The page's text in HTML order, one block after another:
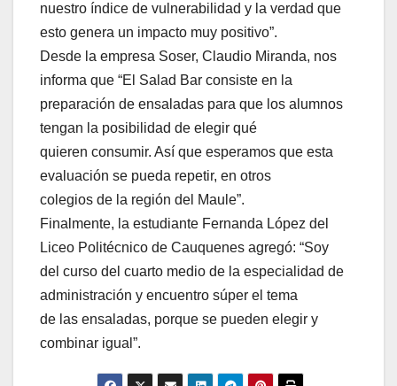
nuestro índice de vulnerabilidad y la verdad que
esto genera un impacto muy positivo”.
Desde la empresa Soser, Claudio Miranda, nos
informa que “El Salad Bar consiste en la
preparación de ensaladas para que los alumnos
tengan la posibilidad de elegir qué
quieren consumir. Así que esperamos que esta
evaluación se pueda repetir, en otros
colegios de la región del Maule”.
Finalmente, la estudiante Fernanda López del
Liceo Politécnico de Cauquenes agregó: “Soy
del curso del cuarto medio de la especialidad de
administración y encuentro súper el tema
de las ensaladas, porque se pueden elegir y
combinar igual”.